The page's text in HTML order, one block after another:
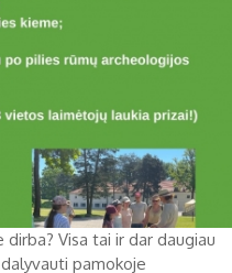
27
dirba? Visa tai ir dar daugiau
dalyvauti pamokoje